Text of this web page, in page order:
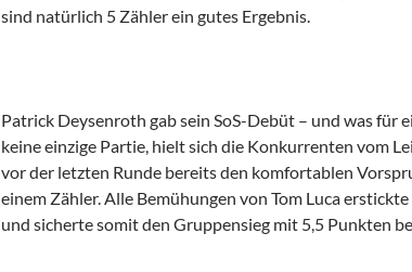
sind natürlich 5 Zähler ein gutes Ergebnis.
Patrick Deysenroth gab sein SoS-Debüt – und was für
keine einzige Partie, hielt sich die Konkurrenten vom
vor der letzten Runde bereits den komfortablen
einem Zähler. Alle Bemühungen von Tom Luca
und sicherte somit den Gruppensieg mit 5,5 Punkten